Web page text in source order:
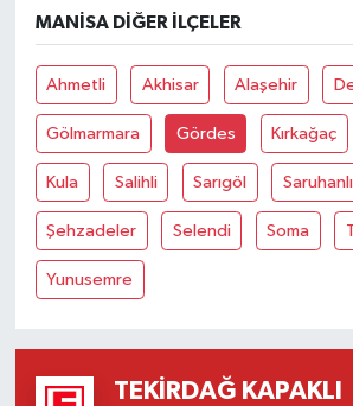
MANISA DIĞER İLÇELER
Ahmetli Akhisar Alaşehir
Gölmarmara Gördes Kırkağaç
Kula Salihli Sarıgöl Saruhanlı
Şehzadeler Selendi Soma
Yunusemre
TEKIRDAĞ KAPAKLI